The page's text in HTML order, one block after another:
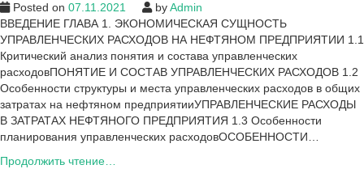
нефтяной
компании
ПАО
АНК
«Башнефть
Posted on 07.11.2021 byAdmin
ВВЕДЕНИЕ ГЛАВА 1. ЭКОНОМИЧЕСКАЯ СУЩНОСТЬ
УПРАВЛЕНЧЕСКИХ РАСХОДОВ НА НЕФТЯНОМ ПРЕДПРИЯТИИ 1.1
Критический анализ понятия и состава управленческих
расходовПОНЯТИЕ И СОСТАВ УПРАВЛЕНЧЕСКИХ РАСХОДОВ 1.2
Особенности структуры и места управленческих расходов в общих
затратах на нефтяном предприятииУПРАВЛЕНЧЕСКИЕ РАСХОДЫ
В ЗАТРАТАХ НЕФТЯНОГО ПРЕДПРИЯТИЯ 1.3 Особенности
планирования управленческих расходовОСОБЕННОСТИ…
Продолжить чтение…